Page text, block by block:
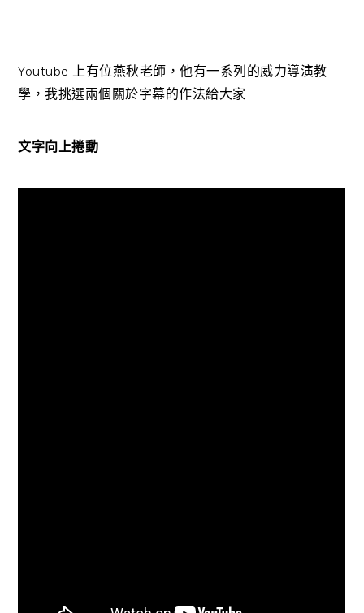
Youtube 上有位燕秋老師，他有一系列的威力導演教
學，我挑選兩個關於字幕的作法給大家
文字向上捲動